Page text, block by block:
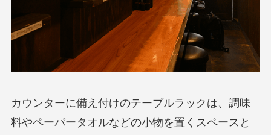
カウンターに備え付けのテーブルラックは、調味
料やペーパータオルなどの小物を置くスペースと